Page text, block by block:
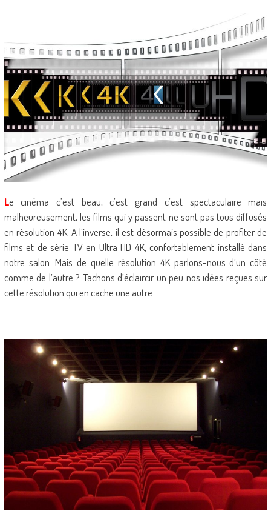
Le cinéma c’est beau, c’est grand c’est spectaculaire mais
malheureusement, les films qui y passent ne sont pas tous diffusés
en résolution 4K. A l’inverse, il est désormais possible de profiter de
films et de série TV en Ultra HD 4K, confortablement installé dans
notre salon. Mais de quelle résolution 4K parlons-nous d’un côté
comme de l’autre ? Tachons d’éclaircir un peu nos idées reçues sur
cette résolution qui en cache une autre.